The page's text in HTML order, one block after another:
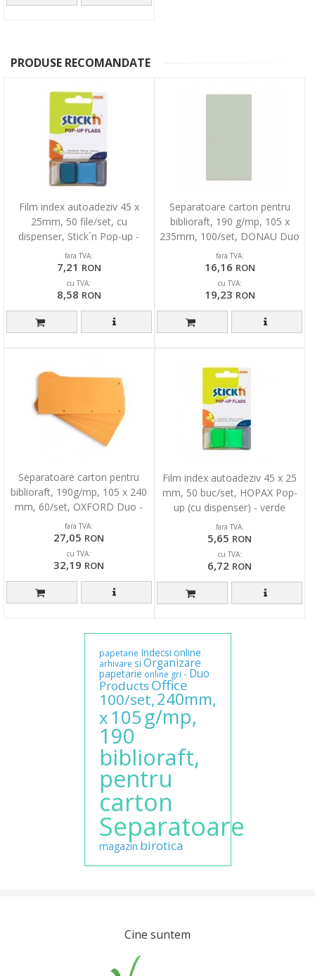
PRODUSE RECOMANDATE
Film index autoadeziv 45 x
25mm, 50 file/set, cu
dispenser, Stick`n Pop-up -
albastru
fara TVA:
7,21 RON
cu TVA:
8,58 RON
Separatoare carton pentru
biblioraft, 190 g/mp, 105 x
235mm, 100/set, DONAU Duo
- gri
fara TVA:
16,16 RON
cu TVA:
19,23 RON
Separatoare carton pentru
biblioraft, 190g/mp, 105 x 240
mm, 60/set, OXFORD Duo -
orange
fara TVA:
27,05 RON
cu TVA:
32,19 RON
Film index autoadeziv 45 x 25
mm, 50 buc/set, HOPAX Pop-
up (cu dispenser) - verde
fara TVA:
5,65 RON
cu TVA:
6,72 RON
papetarie Indecsi online
arhivare si Organizare
papetarie online gri - Duo
Products Office
100/set,240mm,
x105 g/mp,
190
biblioraft,
pentru
carton
Separatoare
magazin birotica
Cine suntem